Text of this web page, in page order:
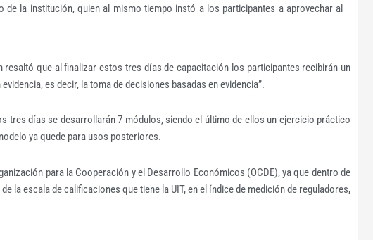
de la institución, quien al mismo tiempo instó a los participantes a aprovechar al
resaltó que al finalizar estos tres días de capacitación los participantes recibirán un
es decir, la toma de decisiones basadas en evidencia”.
tres días se desarrollarán 7 módulos, siendo el último de ellos un ejercicio práctico
ya quede para usos posteriores.
para la Cooperación y el Desarrollo Económicos (OCDE), ya que dentro de
la escala de calificaciones que tiene la UIT, en el índice de medición de reguladores,